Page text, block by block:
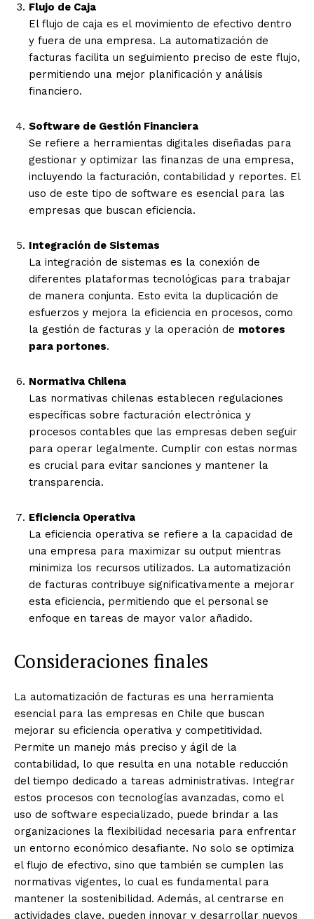
Flujo de Caja
El flujo de caja es el movimiento de efectivo dentro
y fuera de una empresa. La automatización de
facturas facilita un seguimiento preciso de este flujo,
permitiendo una mejor planificación y análisis
financiero.
Software de Gestión Financiera
Se refiere a herramientas digitales diseñadas para
gestionar y optimizar las finanzas de una empresa,
incluyendo la facturación, contabilidad y reportes. El
uso de este tipo de software es esencial para las
empresas que buscan eficiencia.
Integración de Sistemas
La integración de sistemas es la conexión de
diferentes plataformas tecnológicas para trabajar
de manera conjunta. Esto evita la duplicación de
esfuerzos y mejora la eficiencia en procesos, como
la gestión de facturas y la operación de motores
para portones.
Normativa Chilena
Las normativas chilenas establecen regulaciones
específicas sobre facturación electrónica y
procesos contables que las empresas deben seguir
para operar legalmente. Cumplir con estas normas
es crucial para evitar sanciones y mantener la
transparencia.
Eficiencia Operativa
La eficiencia operativa se refiere a la capacidad de
una empresa para maximizar su output mientras
minimiza los recursos utilizados. La automatización
de facturas contribuye significativamente a mejorar
esta eficiencia, permitiendo que el personal se
enfoque en tareas de mayor valor añadido.
Consideraciones finales
La automatización de facturas es una herramienta
esencial para las empresas en Chile que buscan
mejorar su eficiencia operativa y competitividad.
Permite un manejo más preciso y ágil de la
contabilidad, lo que resulta en una notable reducción
del tiempo dedicado a tareas administrativas. Integrar
estos procesos con tecnologías avanzadas, como el
uso de software especializado, puede brindar a las
organizaciones la flexibilidad necesaria para enfrentar
un entorno económico desafiante. No solo se optimiza
el flujo de efectivo, sino que también se cumplen las
normativas vigentes, lo cual es fundamental para
mantener la sostenibilidad. Además, al centrarse en
actividades clave, pueden innovar y desarrollar nuevos